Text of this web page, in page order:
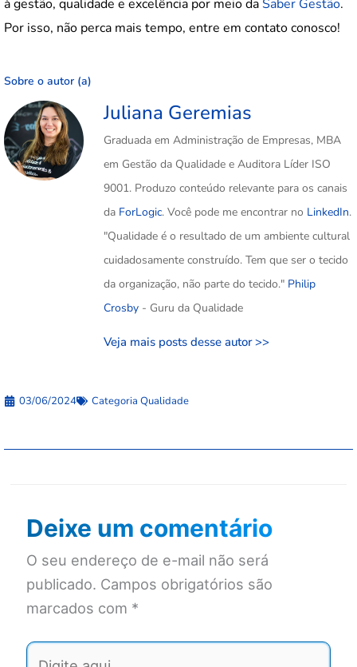
à gestão, qualidade e excelência por meio daSaber Gestão.
Por isso, não perca mais tempo, entre em contato conosco!
Sobre o autor (a)
Juliana Geremias
Graduada em Administração de Empresas, MBA
em Gestão da Qualidade e Auditora Líder ISO
9001. Produzo conteúdo relevante para os canais
da ForLogic. Você pode me encontrar no LinkedIn.
"Qualidade é o resultado de um ambiente cultural
cuidadosamente construído. Tem que ser o tecido
da organização, não parte do tecido." Philip
Crosby - Guru da Qualidade
Veja mais posts desse autor >>
03/06/2024 Categoria Qualidade
Deixe um comentário
O seu endereço de e-mail não será
publicado. Campos obrigatórios são
marcados com *
Digite